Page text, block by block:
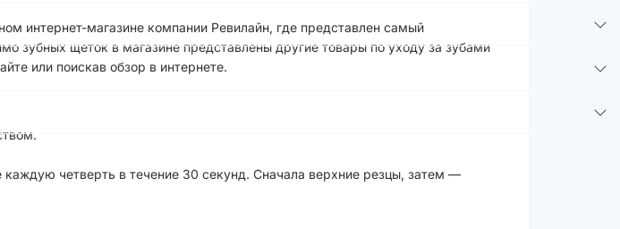
интернет-магазине компании Ревилайн, где представлен самый
зубных щеток в магазине представлены другие товары по уходу за зубами
или поискав обзор в интернете.
четверть в течение 30 секунд. Сначала верхние резцы, затем —